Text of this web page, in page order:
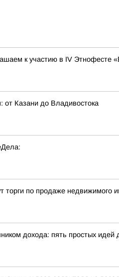
к участию в IV Этнофесте
от Казани до Владивостока
торги по продаже недвижимого
дохода: пять простых идей